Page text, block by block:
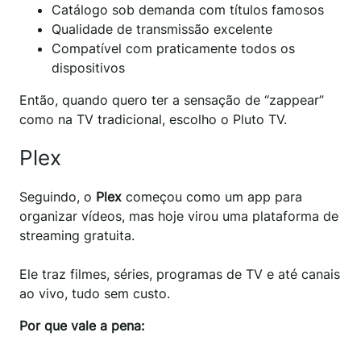
Catálogo sob demanda com títulos famosos
Qualidade de transmissão excelente
Compatível com praticamente todos os
dispositivos
Então, quando quero ter a sensação de “zappear”
como na TV tradicional, escolho o Pluto TV.
Plex
Seguindo, o Plex começou como um app para
organizar vídeos, mas hoje virou uma plataforma de
streaming gratuita.
Ele traz filmes, séries, programas de TV e até canais
ao vivo, tudo sem custo.
Por que vale a pena: